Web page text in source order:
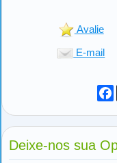
Avalie
E-mail
Deixe-nos sua